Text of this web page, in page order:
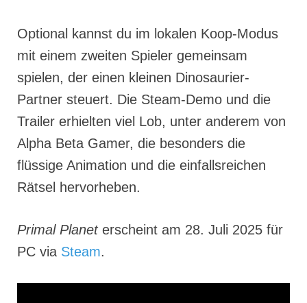
Optional kannst du im lokalen Koop-Modus
mit einem zweiten Spieler gemeinsam
spielen, der einen kleinen Dinosaurier-
Partner steuert. Die Steam-Demo und die
Trailer erhielten viel Lob, unter anderem von
Alpha Beta Gamer, die besonders die
flüssige Animation und die einfallsreichen
Rätsel hervorheben.
Primal Planeterscheint am 28. Juli 2025 für
PC via Steam.